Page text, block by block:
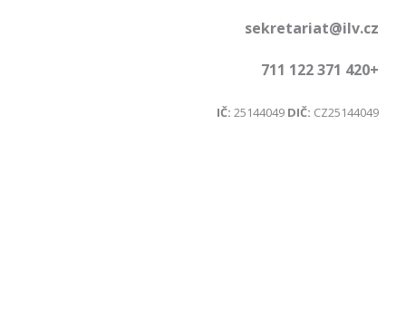
sekretariat@ilv.cz
+420 371 122 711
IČ: 25144049 DIČ: CZ25144049